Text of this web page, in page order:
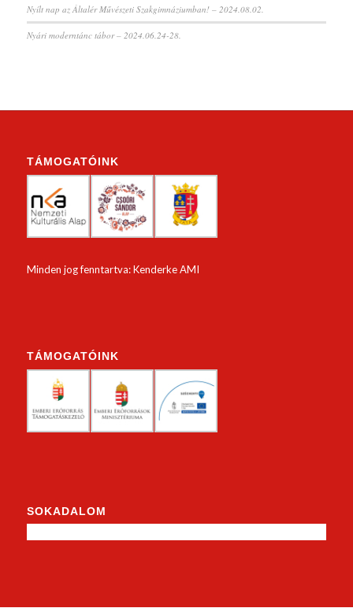
Nyílt nap az Általér Művészeti Szakgimnáziumban! – 2024.08.02.
Nyári moderntánc tábor – 2024.06.24-28.
TÁMOGATÓINK
Minden jog fenntartva: Kenderke AMI
TÁMOGATÓINK
SOKADALOM